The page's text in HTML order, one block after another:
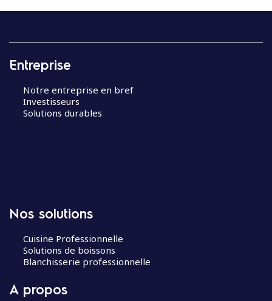
Entreprise
Notre entreprise en bref
Investisseurs
Solutions durables
Nos solutions
Cuisine Professionnelle
Solutions de boissons
Blanchisserie professionnelle
A propos